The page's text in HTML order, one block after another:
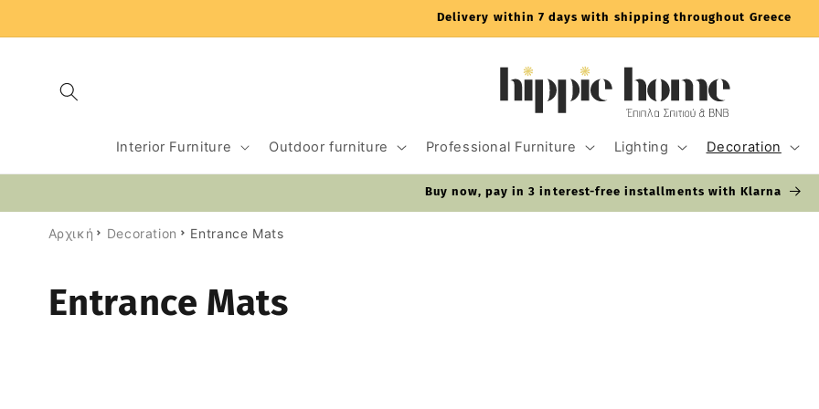
Delivery within 7 days with shipping throughout Greece
Interior Furniture Outdoor furniture Professional Furniture Lighting Decoration
Buy now, pay in 3 interest-free installments with Klarna
Αρχική Decoration Entrance Mats
C
Entrance Mats